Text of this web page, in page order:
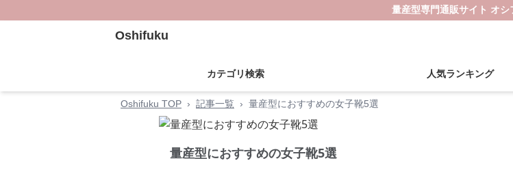
量産型専門通販サイト オシ
Oshifuku
カテゴリ検索 人気ランキング
Oshifuku TOP › 記事一覧 › 量産型におすすめの女子靴5選
量産型におすすめの女子靴5選